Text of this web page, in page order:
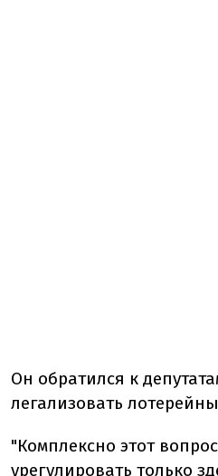
Он обратился к
легализовать
"Комплексно этот
урегулировать только